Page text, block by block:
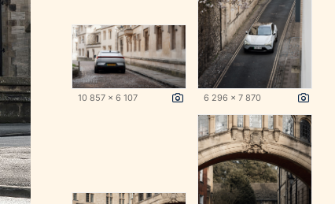
10 857 x 6 107 6 296 x 7 870